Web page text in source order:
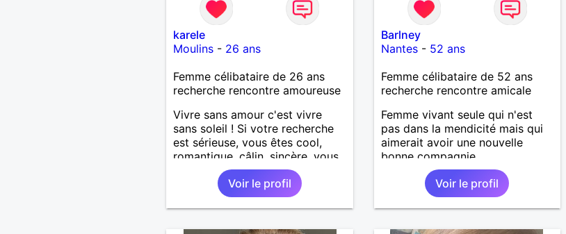
karele
Moulins- 26 ans
Femme célibataire de 26 ans
recherche rencontre amoureuse
Vivre sans amour c'est vivre
sans soleil ! Si votre recherche
est sérieuse, vous êtes cool,
romantique, câlin, sincère, vous
pouvez me contacter !
Voir le profil
Barlney
Nantes- 52 ans
Femme célibataire de 52 ans
recherche rencontre amicale
Femme vivant seule qui n'est
pas dans la mendicité mais qui
aimerait avoir une nouvelle
bonne compagnie.
Voir le profil